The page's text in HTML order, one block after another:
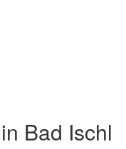
Bad Ischl